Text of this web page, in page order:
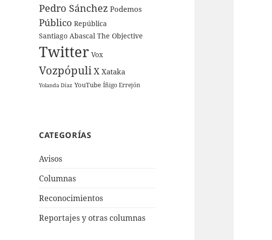
Pedro Sánchez Podemos
Público República
Santiago Abascal The Objective
Twitter Vox
Vozpópuli X Xataka
Yolanda Díaz YouTube Íñigo Errejón
CATEGORÍAS
Avisos
Columnas
Reconocimientos
Reportajes y otras columnas